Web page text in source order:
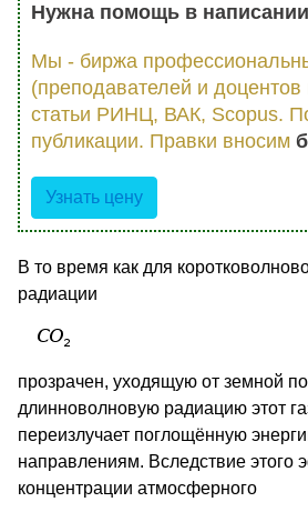
Нужна помощь в
Мы - биржа
(преподавателей и
статьи РИНЦ, ВАК, Scopus.
публикации. Правки вносим
Узнать цену
В то время как для
радиации
прозрачен, уходящую от земной
длинноволновую радиацию этот
переизлучает поглощённую
направлениям. Вследствие этого
концентрации атмосферного